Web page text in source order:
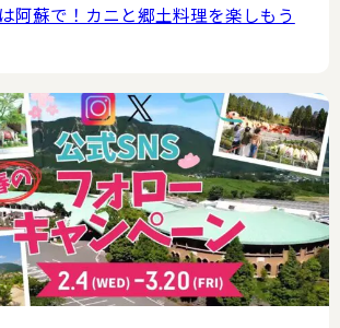
阿蘇で！カニと郷土料理を楽しもう